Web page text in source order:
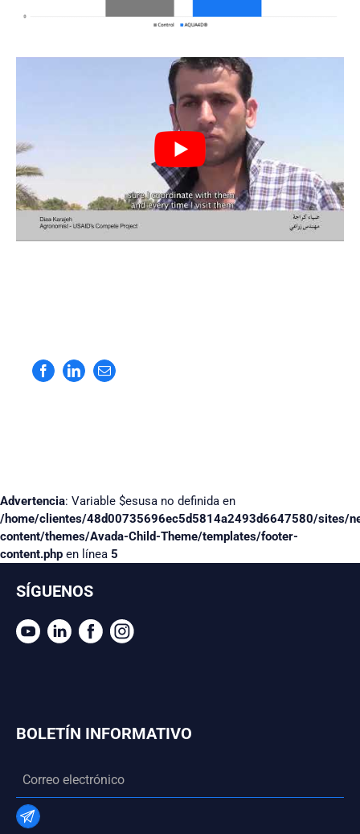
Facebook
LinkedInCorreo
electrónico
Advertencia: Variable $esusa no definida en
/home/clientes/48d00735696ec5d5814a2493d6647580/sites/
content/themes/Avada-Child-Theme/templates/footer-
content.php en línea 5
SÍGUENOS
BOLETÍN INFORMATIVO